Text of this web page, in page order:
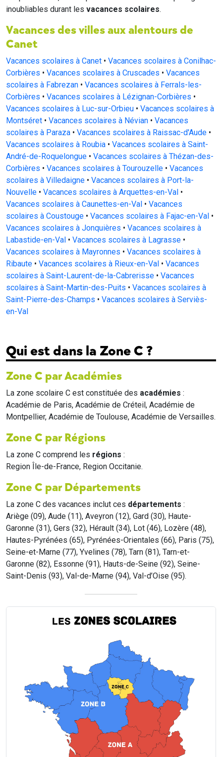
inoubliables durant les vacances scolaires.
Vacances des villes aux alentours de
Canet
Vacances scolaires à Canet • Vacances scolaires à Conilhac-
Corbières • Vacances scolaires à Cruscades • Vacances
scolaires à Fabrezan • Vacances scolaires à Ferrals-les-
Corbières • Vacances scolaires à Lézignan-Corbières •
Vacances scolaires à Luc-sur-Orbieu • Vacances scolaires à
Montséret • Vacances scolaires à Névian • Vacances
scolaires à Paraza • Vacances scolaires à Raissac-d'Aude •
Vacances scolaires à Roubia • Vacances scolaires à Saint-
André-de-Roquelongue • Vacances scolaires à Thézan-des-
Corbières • Vacances scolaires à Tourouzelle • Vacances
scolaires à Villedaigne • Vacances scolaires à Port-la-
Nouvelle • Vacances scolaires à Arquettes-en-Val •
Vacances scolaires à Caunettes-en-Val • Vacances
scolaires à Coustouge • Vacances scolaires à Fajac-en-Val •
Vacances scolaires à Jonquières • Vacances scolaires à
Labastide-en-Val • Vacances scolaires à Lagrasse •
Vacances scolaires à Mayronnes • Vacances scolaires à
Ribaute • Vacances scolaires à Rieux-en-Val • Vacances
scolaires à Saint-Laurent-de-la-Cabrerisse • Vacances
scolaires à Saint-Martin-des-Puits • Vacances scolaires à
Saint-Pierre-des-Champs • Vacances scolaires à Serviès-
en-Val
Qui est dans la Zone C ?
Zone C par Académies
La zone scolaire C est constituée des académies :
Académie de Paris, Académie de Créteil, Académie de
Montpellier, Académie de Toulouse, Académie de Versailles.
Zone C par Régions
La zone C comprend les régions :
Region Île-de-France, Region Occitanie.
Zone C par Départements
La zone C des vacances inclut ces départements :
Ariège (09), Aude (11), Aveyron (12), Gard (30), Haute-
Garonne (31), Gers (32), Hérault (34), Lot (46), Lozère (48),
Hautes-Pyrénées (65), Pyrénées-Orientales (66), Paris (75),
Seine-et-Marne (77), Yvelines (78), Tarn (81), Tarn-et-
Garonne (82), Essonne (91), Hauts-de-Seine (92), Seine-
Saint-Denis (93), Val-de-Marne (94), Val-d’Oise (95).